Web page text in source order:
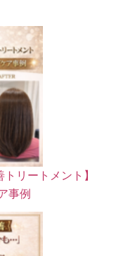
リートメント】
事例